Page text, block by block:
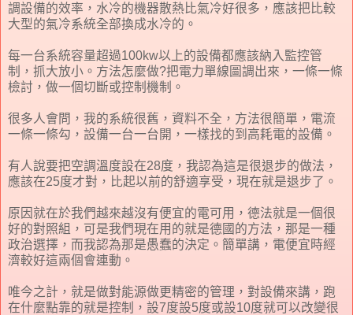
調設備的效率，水冷的機器散熱比氣冷好很多，應該把比較
大型的氣冷系統全部換成水冷的。
每一台系統容量超過100kw以上的設備都應該納入監控管
制，抓大放小。方法怎麼做?把電力單線圖調出來，一條一條
檢討，做一個切斷或控制機制。
很多人會問，我的系統很舊，資料不全，方法很簡單，電流
一條一條勾，設備一台一台開，一樣找的到高耗電的設備。
有人說要把空調溫度設在28度，我認為這是很退步的做法，
應該在25度才對，比起以前的舒適享受，現在就是退步了。
原因就在於我們越來越沒有便宜的電可用，德法就是一個很
好的對照組，可是我們現在用的就是德國的方法，那是一種
政治選擇，而我認為那是愚蠢的決定。簡單講，電便宜時經
濟較好這兩個會連動。
唯今之計，就是做對能源做更精密的管理，對設備來講，跑
在什麼點靠的就是控制，設7度設5度或設10度就可以改變很